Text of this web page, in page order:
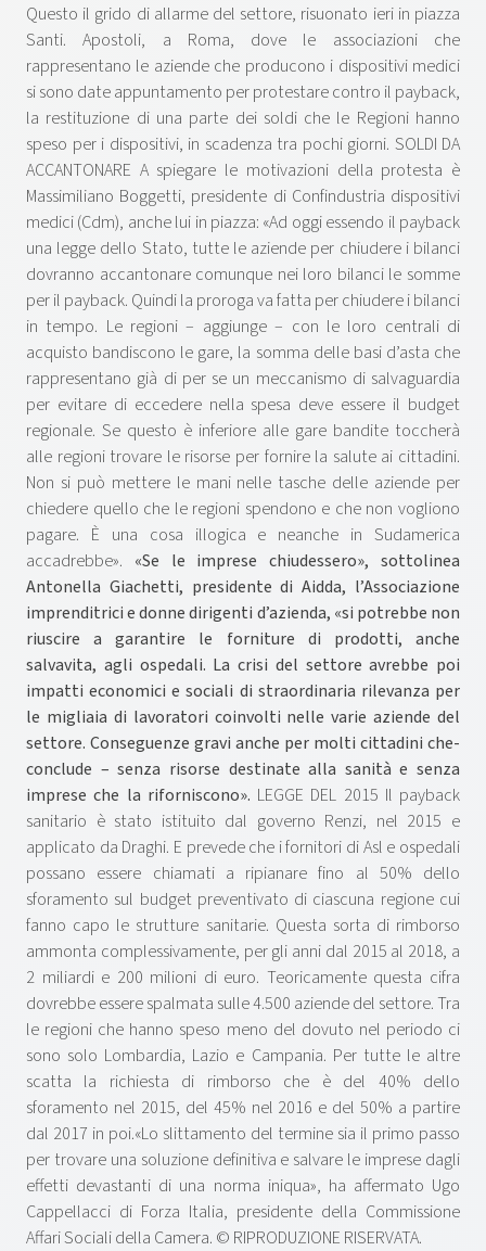
Questo il grido di allarme del settore, risuonato ieri in piazza
Santi. Apostoli, a Roma, dove le associazioni che
rappresentano le aziende che producono i dispositivi medici
si sono date appuntamento per protestare contro il payback,
la restituzione di una parte dei soldi che le Regioni hanno
speso per i dispositivi, in scadenza tra pochi giorni. SOLDI DA
ACCANTONARE A spiegare le motivazioni della protesta è
Massimiliano Boggetti, presidente di Confindustria dispositivi
medici (Cdm), anche lui in piazza: «Ad oggi essendo il payback
una legge dello Stato, tutte le aziende per chiudere i bilanci
dovranno accantonare comunque nei loro bilanci le somme
per il payback. Quindi la proroga va fatta per chiudere i bilanci
in tempo. Le regioni – aggiunge – con le loro centrali di
acquisto bandiscono le gare, la somma delle basi d’asta che
rappresentano già di per se un meccanismo di salvaguardia
per evitare di eccedere nella spesa deve essere il budget
regionale. Se questo è inferiore alle gare bandite toccherà
alle regioni trovare le risorse per fornire la salute ai cittadini.
Non si può mettere le mani nelle tasche delle aziende per
chiedere quello che le regioni spendono e che non vogliono
pagare. È una cosa illogica e neanche in Sudamerica
accadrebbe». «Se le imprese chiudessero», sottolinea
Antonella Giachetti, presidente di Aidda, l’Associazione
imprenditrici e donne dirigenti d’azienda, «si potrebbe non
riuscire a garantire le forniture di prodotti, anche
salvavita, agli ospedali. La crisi del settore avrebbe poi
impatti economici e sociali di straordinaria rilevanza per
le migliaia di lavoratori coinvolti nelle varie aziende del
settore. Conseguenze gravi anche per molti cittadini che-
conclude – senza risorse destinate alla sanità e senza
imprese che la riforniscono». LEGGE DEL 2015 Il payback
sanitario è stato istituito dal governo Renzi, nel 2015 e
applicato da Draghi. E prevede che i fornitori di Asl e ospedali
possano essere chiamati a ripianare fino al 50% dello
sforamento sul budget preventivato di ciascuna regione cui
fanno capo le strutture sanitarie. Questa sorta di rimborso
ammonta complessivamente, per gli anni dal 2015 al 2018, a
2 miliardi e 200 milioni di euro. Teoricamente questa cifra
dovrebbe essere spalmata sulle 4.500 aziende del settore. Tra
le regioni che hanno speso meno del dovuto nel periodo ci
sono solo Lombardia, Lazio e Campania. Per tutte le altre
scatta la richiesta di rimborso che è del 40% dello
sforamento nel 2015, del 45% nel 2016 e del 50% a partire
dal 2017 in poi.«Lo slittamento del termine sia il primo passo
per trovare una soluzione definitiva e salvare le imprese dagli
effetti devastanti di una norma iniqua», ha affermato Ugo
Cappellacci di Forza Italia, presidente della Commissione
Affari Sociali della Camera. © RIPRODUZIONE RISERVATA.